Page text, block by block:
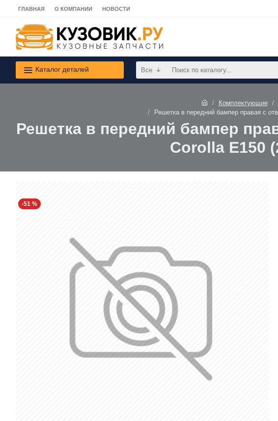
ГЛАВНАЯ О КОМПАНИИ НОВОСТИ
Каталог деталей Все
Комплектующие
Решетка в передний бампер правая с
Решетка в передний бампер
Corolla E150
-51 %